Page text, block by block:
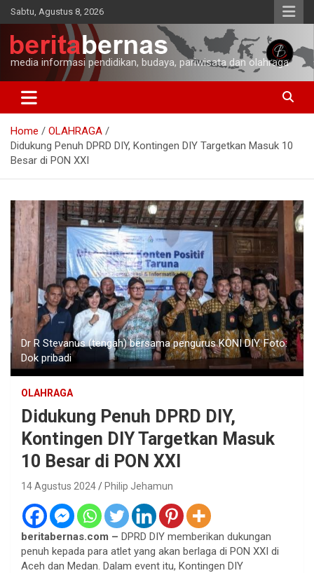
Skip
to
content
Sabtu, Agustus 8, 2026
media informasi pendidikan, budaya, pariwisata dan olahraga
Home
OLAHRAGA
Didukung Penuh DPRD DIY, Kontingen DIY Targetkan Masuk 10
Besar di PON XXI
Dr R Stevanus (tengah) bersama pengurus KONI DIY. Foto:
Dok pribadi
OLAHRAGA
Didukung Penuh DPRD DIY,
Kontingen DIY Targetkan Masuk
10 Besar di PON XXI
14 Agustus 2024 Philip Jehamun
beritabernas.com – DPRD DIY memberikan dukungan
penuh kepada para atlet yang akan berlaga di PON XXI di
Aceh dan Medan. Dalam event itu, Kontingen DIY